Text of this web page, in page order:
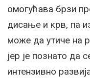
омогућава брзи
дисање и крв, па
може да утиче на
јер је познато
интензивно